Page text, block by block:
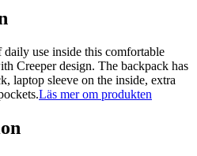
use inside this comfortable
Creeper design. The backpack has
laptop sleeve on the inside, extra
Läs mer om produkten